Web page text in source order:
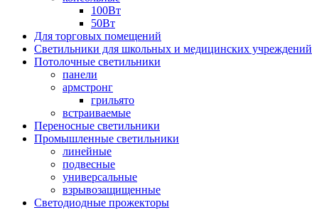
100Вт
50Вт
Для торговых помещений
Светильники для школьных и медицинских учреждений
Потолочные светильники
панели
армстронг
грильято
встраиваемые
Переносные светильники
Промышленные светильники
линейные
подвесные
универсальные
взрывозащищенные
Светодиодные прожекторы